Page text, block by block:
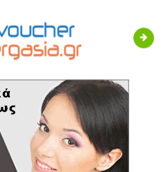
Next